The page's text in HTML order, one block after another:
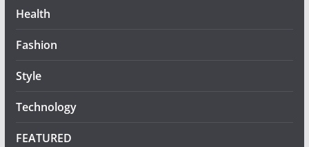
Health
Fashion
Style
Technology
FEATURED